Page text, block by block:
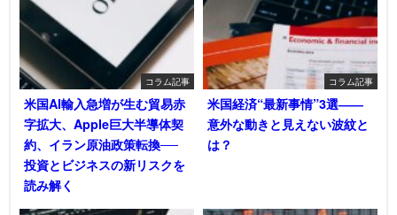
コラム記事
米国AI輸入急増が生む貿易赤
字拡大、Apple巨大半導体契
約、イラン原油政策転換──
投資とビジネスの新リスクを
読み解く
コラム記事
米国経済“最新事情”3選――
意外な動きと見えない波紋と
は？